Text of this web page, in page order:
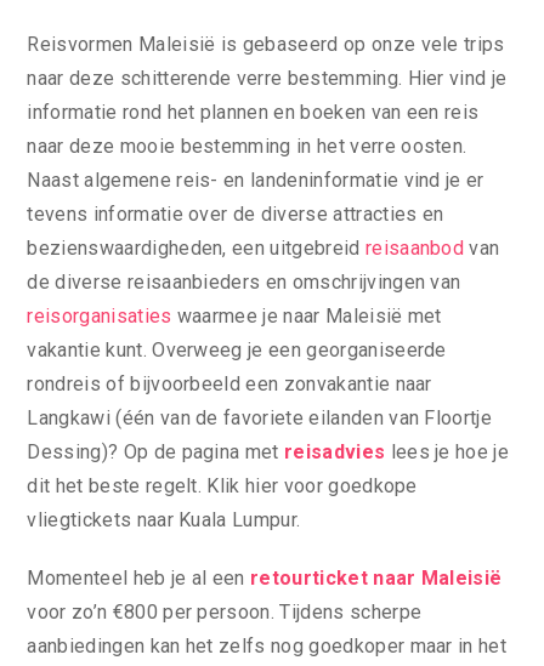
Reisvormen Maleisië is gebaseerd op onze vele trips
naar deze schitterende verre bestemming. Hier vind je
informatie rond het plannen en boeken van een reis
naar deze mooie bestemming in het verre oosten.
Naast algemene reis- en landeninformatie vind je er
tevens informatie over de diverse attracties en
bezienswaardigheden, een uitgebreid reisaanbod van
de diverse reisaanbieders en omschrijvingen van
reisorganisaties waarmee je naar Maleisië met
vakantie kunt. Overweeg je een georganiseerde
rondreis of bijvoorbeeld een zonvakantie naar
Langkawi (één van de favoriete eilanden van Floortje
Dessing)? Op de pagina met reisadvies lees je hoe je
dit het beste regelt. Klik hier voor goedkope
vliegtickets naar Kuala Lumpur.
Momenteel heb je al een retourticket naar Maleisië
voor zo’n €800 per persoon. Tijdens scherpe
aanbiedingen kan het zelfs nog goedkoper maar in het